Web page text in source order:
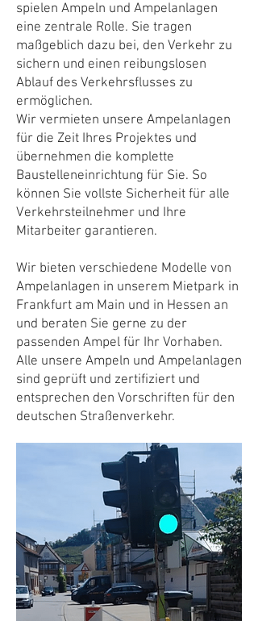
spielen Ampeln und Ampelanlagen
eine zentrale Rolle. Sie tragen
maßgeblich dazu bei, den Verkehr zu
sichern und einen reibungslosen
Ablauf des Verkehrsflusses zu
ermöglichen.
Wir vermieten unsere Ampelanlagen
für die Zeit Ihres Projektes und
übernehmen die komplette
Baustelleneinrichtung für Sie. So
können Sie vollste Sicherheit für alle
Verkehrsteilnehmer und Ihre
Mitarbeiter garantieren.
Wir bieten verschiedene Modelle von
Ampelanlagen in unserem Mietpark in
Frankfurt am Main und in Hessen an
und beraten Sie gerne zu der
passenden Ampel für Ihr Vorhaben.
Alle unsere Ampeln und Ampelanlagen
sind geprüft und zertifiziert und
entsprechen den Vorschriften für den
deutschen Straßenverkehr.